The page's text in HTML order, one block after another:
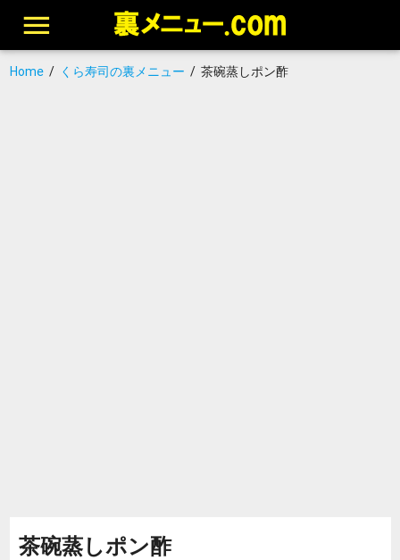
Home/ くら寿司の裏メニュー / 茶碗蒸しポン酢
茶碗蒸しポン酢